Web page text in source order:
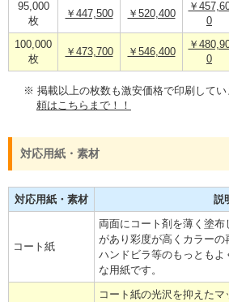
95,000
枚
￥447,500 ￥520,400
￥
0
100,000
枚
￥473,700 ￥546,400
￥
0
※ 掲載以上の枚数も激安価格で印刷して
頼はこちらまで！！
対応用紙・素材
対応用紙・素材 説
コート紙
両面にコート剤を薄く塗布
があり彩度が高くカラーの
ハンドビラ等のもっとも
な用紙です。
コート紙の光沢を抑えた